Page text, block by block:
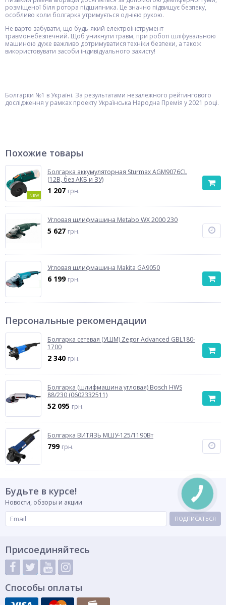
розміщеної біля ротора підшипника. Це значно підвищує безпеку,
особливо коли болгарка утримується однією рукою.
Не варто забувати, що будь-який електроінструмент
травмонебезпечний. Щоб уникнути травм, при роботі шліфувальною
машиною дуже важливо дотримуватися техніки безпеки, а також
використовувати засоби індивідуального захисту!
Болгарки №1 в Україні. За результатами незалежного рейтингового
дослідження у рамках проекту Українська Народна Премія у 2021 році.
Похожие товары
NEW
Болгарка аккумуляторная Sturmax AGM9076CL
(12В, без АКБ и ЗУ)
1 207 грн.
Угловая шлифмашина Metabo WX 2000 230
5 627 грн.
Угловая шлифмашина Makita GA9050
6 199 грн.
Персональные рекомендации
Болгарка сетевая (УШМ) Zegor Advanced GBL180-
1700
2 340 грн.
Болгарка (шлифмашина угловая) Bosch HWS
88/230 (0602332511)
52 095 грн.
Болгарка ВИТЯЗЬ МШУ-125/1190Вт
799 грн.
Будьте в курсе!
Новости, обзоры и акции
ПОДПИСАТЬСЯ
Присоединяйтесь
Способы оплаты